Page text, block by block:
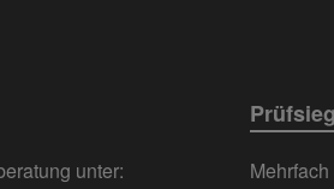
unter: